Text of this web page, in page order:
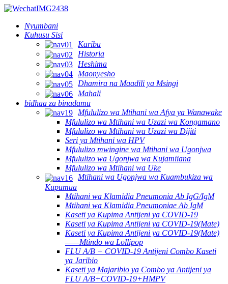
Nyumbani
Kuhusu Sisi
Karibu
Historia
Heshima
Maonyesho
Dhamira na Maadili ya Msingi
Mahali
bidhaa za binadamu
Mfululizo wa Mtihani wa Afya ya Wanawake
Mfululizo wa Mtihani wa Uzazi wa Kongamano
Mfululizo wa Mtihani wa Uzazi wa Dijiti
Seri ya Mtihani wa HPV
Mfululizo mwingine wa Mtihani wa Ugonjwa
Mfululizo wa Ugonjwa wa Kujamiiana
Mfululizo wa Mtihani wa Uke
Mtihani wa Ugonjwa wa Kuambukiza wa
Kupumua
Mtihani wa Klamidia Pneumonia Ab IgG/IgM
Mtihani wa Klamidia Pneumoniae Ab IgM
Kaseti ya Kupima Antijeni ya COVID-19
Kaseti ya Kupima Antijeni ya COVID-19(Mate)
Kaseti ya Kupima Antijeni ya COVID-19(Mate)
——Mtindo wa Lollipop
FLU A/B + COVID-19 Antijeni Combo Kaseti
ya Jaribio
Kaseti ya Majaribio ya Combo ya Antijeni ya
FLU A/B+COVID-19+HMPV